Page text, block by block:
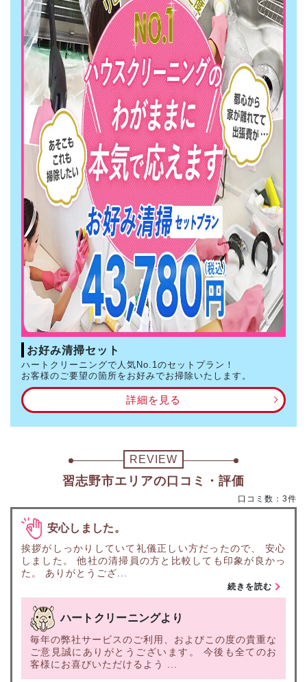
お好み清掃セット
ハートクリーニングで人気No.1のセットプラン！
お客様のご要望の箇所をお好みでお掃除いたします。
詳細を見る
REVIEW
習志野市エリアの口コミ・評価
口コミ数：3件
安心しました。
挨拶がしっかりしていて礼儀正しい方だったので、 安心
しました。 他社の清掃員の方と比較しても印象が良かっ
た。 ありがとうござ...
続きを読む
ハートクリーニングより
毎年の弊社サービスのご利用、およびこの度の貴重な
ご意見誠にありがとうございます。 今後も全てのお
客様にお喜びいただけるよう ...